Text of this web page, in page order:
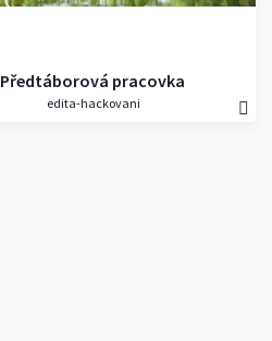
Předtáborová pracovka
27.6.2020
edita-hackovani